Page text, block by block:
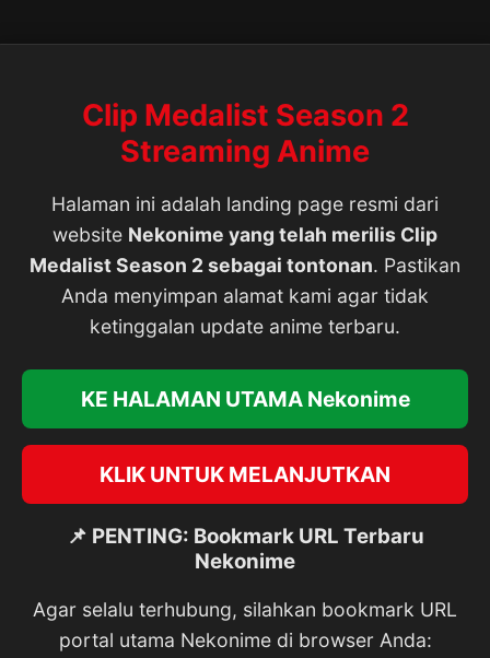
Clip Medalist Season 2
Streaming Anime
Halaman ini adalah landing page resmi dari
website Nekonime yang telah merilis Clip
Medalist Season 2 sebagai tontonan. Pastikan
Anda menyimpan alamat kami agar tidak
ketinggalan update anime terbaru.
KE HALAMAN UTAMA Nekonime
KLIK UNTUK MELANJUTKAN
📌 PENTING: Bookmark URL Terbaru
Nekonime
Agar selalu terhubung, silahkan bookmark URL
portal utama Nekonime di browser Anda: